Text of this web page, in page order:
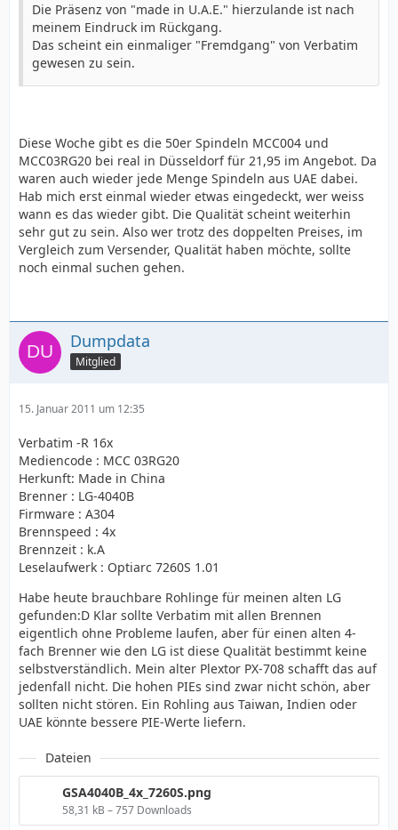
Die Präsenz von "made in U.A.E." hierzulande ist nach
meinem Eindruck im Rückgang.
Das scheint ein einmaliger "Fremdgang" von Verbatim
gewesen zu sein.
Diese Woche gibt es die 50er Spindeln MCC004 und
MCC03RG20 bei real in Düsseldorf für 21,95 im Angebot. Da
waren auch wieder jede Menge Spindeln aus UAE dabei.
Hab mich erst einmal wieder etwas eingedeckt, wer weiss
wann es das wieder gibt. Die Qualität scheint weiterhin
sehr gut zu sein. Also wer trotz des doppelten Preises, im
Vergleich zum Versender, Qualität haben möchte, sollte
noch einmal suchen gehen.
Dumpdata
Mitglied
15. Januar 2011 um 12:35
Verbatim -R 16x
Mediencode : MCC 03RG20
Herkunft: Made in China
Brenner : LG-4040B
Firmware : A304
Brennspeed : 4x
Brennzeit : k.A
Leselaufwerk : Optiarc 7260S 1.01
Habe heute brauchbare Rohlinge für meinen alten LG
gefunden:D Klar sollte Verbatim mit allen Brennen
eigentlich ohne Probleme laufen, aber für einen alten 4-
fach Brenner wie den LG ist diese Qualität bestimmt keine
selbstverständlich. Mein alter Plextor PX-708 schafft das auf
jedenfall nicht. Die hohen PIEs sind zwar nicht schön, aber
sollten nicht stören. Ein Rohling aus Taiwan, Indien oder
UAE könnte bessere PIE-Werte liefern.
Dateien
GSA4040B_4x_7260S.png
58,31 kB – 757 Downloads